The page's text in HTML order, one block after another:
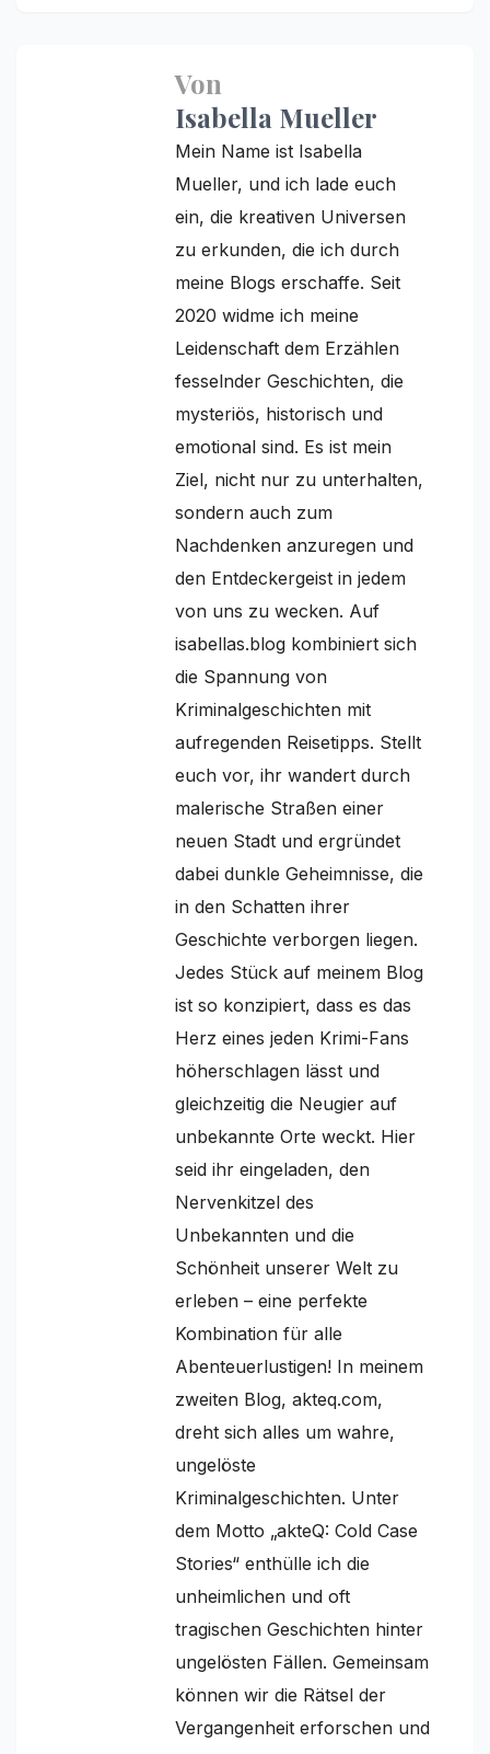
Von
Isabella Mueller
Mein Name ist Isabella
Mueller, und ich lade euch
ein, die kreativen Universen
zu erkunden, die ich durch
meine Blogs erschaffe. Seit
2020 widme ich meine
Leidenschaft dem Erzählen
fesselnder Geschichten, die
mysteriös, historisch und
emotional sind. Es ist mein
Ziel, nicht nur zu unterhalten,
sondern auch zum
Nachdenken anzuregen und
den Entdeckergeist in jedem
von uns zu wecken. Auf
isabellas.blog kombiniert sich
die Spannung von
Kriminalgeschichten mit
aufregenden Reisetipps. Stellt
euch vor, ihr wandert durch
malerische Straßen einer
neuen Stadt und ergründet
dabei dunkle Geheimnisse, die
in den Schatten ihrer
Geschichte verborgen liegen.
Jedes Stück auf meinem Blog
ist so konzipiert, dass es das
Herz eines jeden Krimi-Fans
höherschlagen lässt und
gleichzeitig die Neugier auf
unbekannte Orte weckt. Hier
seid ihr eingeladen, den
Nervenkitzel des
Unbekannten und die
Schönheit unserer Welt zu
erleben – eine perfekte
Kombination für alle
Abenteuerlustigen! In meinem
zweiten Blog, akteq.com,
dreht sich alles um wahre,
ungelöste
Kriminalgeschichten. Unter
dem Motto „akteQ: Cold Case
Stories“ enthülle ich die
unheimlichen und oft
tragischen Geschichten hinter
ungelösten Fällen. Gemeinsam
können wir die Rätsel der
Vergangenheit erforschen und